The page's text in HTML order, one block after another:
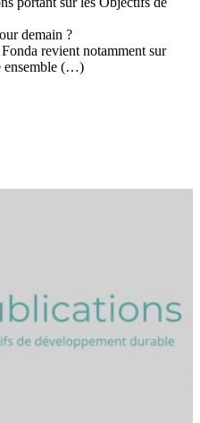
demain ?
revient notamment sur
ensemble (…)